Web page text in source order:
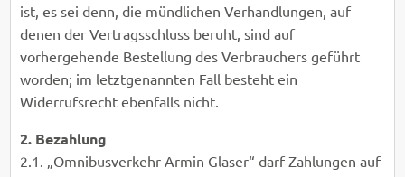
ist, es sei denn, die mündlichen Verhandlungen, auf
denen der Vertragsschluss beruht, sind auf
vorhergehende Bestellung des Verbrauchers geführt
worden; im letztgenannten Fall besteht ein
Widerrufsrecht ebenfalls nicht.
2. Bezahlung
2.1. „Omnibusverkehr Armin Glaser“ darf Zahlungen auf